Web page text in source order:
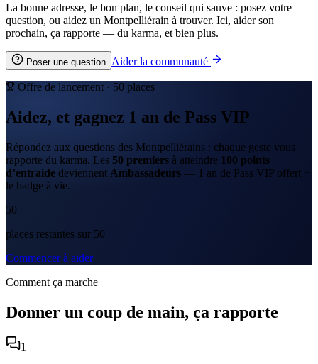
La bonne adresse, le bon plan, le conseil qui sauve : posez votre
question, ou aidez un Montpelliérain à trouver. Ici, aider son
prochain, ça rapporte — du karma, et bien plus.
Poser une question Aider la communauté
Offre de lancement · 50 places
Aidez, et gagnez 1 an de Pass VIP
Répondez aux questions des Montpelliérains : chaque geste vous
rapporte du karma. Les 50 premiers à atteindre 100 points
d’entraide deviennent Ambassadeurs — 1 an de Pass VIP offert +
le badge à vie.
50
places restantes sur 50
Commencer à aider
Comment ça marche
Donner un coup de main, ça rapporte
1